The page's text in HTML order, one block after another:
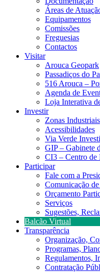
Áreas de
Equipamentos
Comissões
Freguesias
Contactos
Visitar
Arouca Geopark
Passadiços do
516 Arouca –
Agenda de
Loja Interativa
Investir
Zonas Industriais
Acessibilidades
Via Verde
GIP – Gabinete
CI3 – Centro de
Participar
Fale com a
Comunicação
Orçamento
Serviços
Sugestões,
Balcão Virtual
Transparência
Organização,
Programas,
Regulamentos,
Contratação